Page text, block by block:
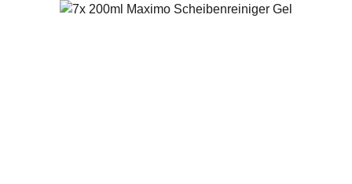
Bildergalerie überspringen